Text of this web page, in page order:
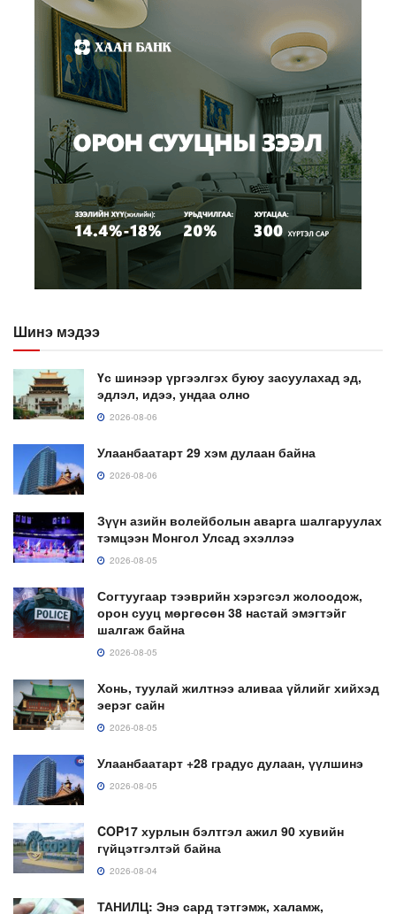
Шинэ мэдээ
Үс шинээр үргээлгэх буюу засуулахад эд,
эдлэл, идээ, ундаа олно
2026-08-06
Улаанбаатарт 29 хэм дулаан байна
2026-08-06
Зүүн азийн волейболын аварга шалгаруулах
тэмцээн Монгол Улсад эхэллээ
2026-08-05
Согтуугаар тээврийн хэрэгсэл жолоодож,
орон сууц мөргөсөн 38 настай эмэгтэйг
шалгаж байна
2026-08-05
Хонь, туулай жилтнээ аливаа үйлийг хийхэд
эерэг сайн
2026-08-05
Улаанбаатарт +28 градус дулаан, үүлшинэ
2026-08-05
COP17 хурлын бэлтгэл ажил 90 хувийн
гүйцэтгэлтэй байна
2026-08-04
ТАНИЛЦ: Энэ сард тэтгэмж, халамж,